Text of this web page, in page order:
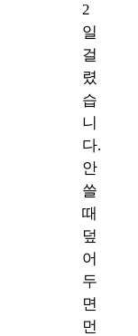
2
일
걸
렸
습
니
다.
안
쓸
때
덮
어
두
면
먼